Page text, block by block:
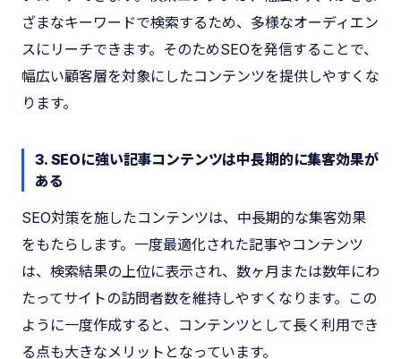
ざまなキーワードで検索するため、多様なオーディエン
スにリーチできます。そのためSEOを発信することで、
幅広い顧客層を対象にしたコンテンツを提供しやすくな
ります。
3. SEOに強い記事コンテンツは中長期的に集客効果が
ある
SEO対策を施したコンテンツは、中長期的な集客効果
をもたらします。一度最適化された記事やコンテンツ
は、検索結果の上位に表示され、数ヶ月または数年にわ
たってサイトの訪問者数を維持しやすくなります。この
ように一度作成すると、コンテンツとして長く利用でき
る点も大きなメリットとなっています。